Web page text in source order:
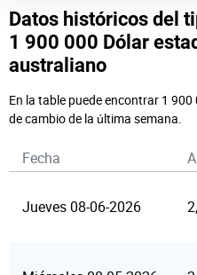
Datos históricos del
1 900 000 Dólar
australiano
En la table puede encontrar 1
de cambio de la última semana.
Fecha
Jueves 08-06-2026